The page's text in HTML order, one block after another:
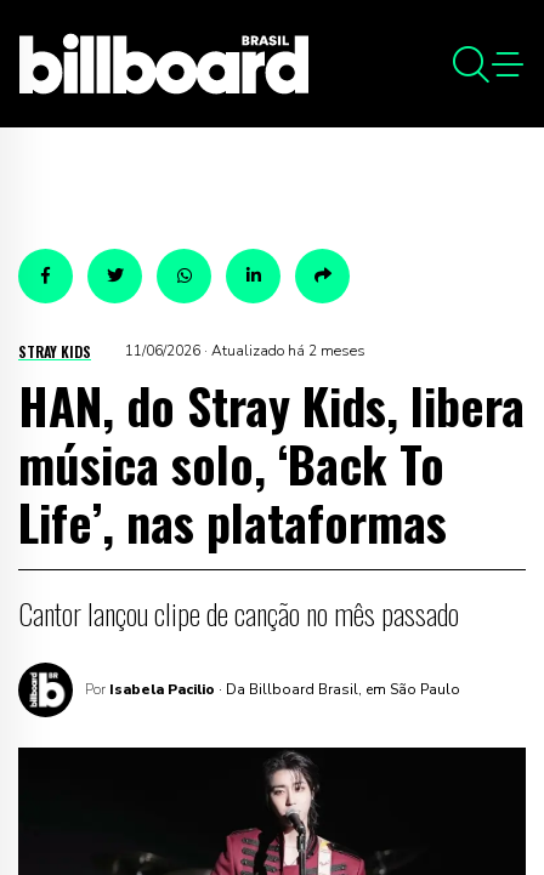
STRAY KIDS 11/06/2026 · Atualizado há 2 meses
HAN, do Stray Kids, libera
música solo, ‘Back To
Life’, nas plataformas
Cantor lançou clipe de canção no mês passado
Por Isabela Pacilio · Da Billboard Brasil, em São Paulo